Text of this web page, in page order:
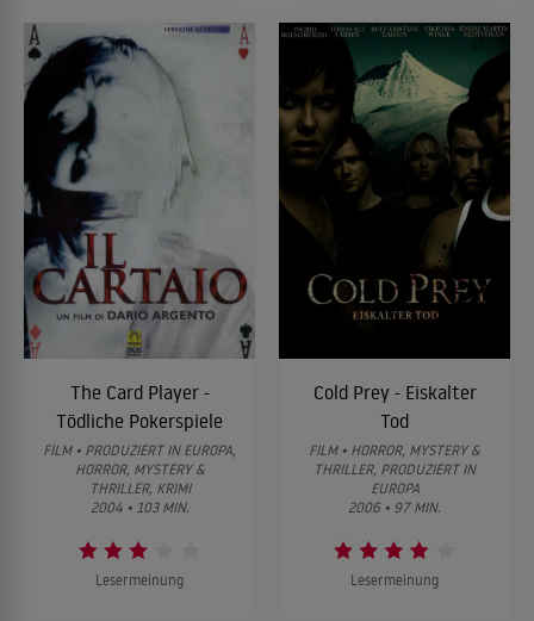
The Card Player -
Tödliche Pokerspiele
FILM • PRODUZIERT IN EUROPA,
HORROR, MYSTERY &
THRILLER, KRIMI
2004 • 103 MIN.
Lesermeinung
Cold Prey - Eiskalter
Tod
FILM • HORROR, MYSTERY &
THRILLER, PRODUZIERT IN
EUROPA
2006 • 97 MIN.
Lesermeinung